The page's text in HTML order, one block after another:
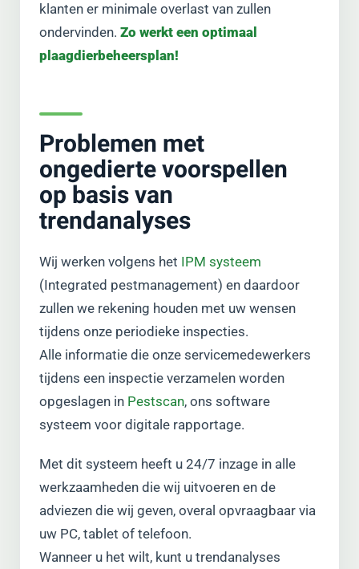
klanten er minimale overlast van zullen
ondervinden. Zo werkt een optimaal
plaagdierbeheersplan!
Problemen met
ongedierte voorspellen
op basis van
trendanalyses
Wij werken volgens het IPM systeem
(Integrated pestmanagement) en daardoor
zullen we rekening houden met uw wensen
tijdens onze periodieke inspecties.
Alle informatie die onze servicemedewerkers
tijdens een inspectie verzamelen worden
opgeslagen in Pestscan, ons software
systeem voor digitale rapportage.
Met dit systeem heeft u 24/7 inzage in alle
werkzaamheden die wij uitvoeren en de
adviezen die wij geven, overal opvraagbaar via
uw PC, tablet of telefoon.
Wanneer u het wilt, kunt u trendanalyses